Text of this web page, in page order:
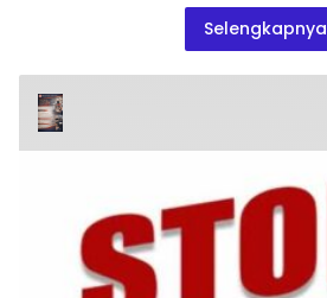
Selengkapnya